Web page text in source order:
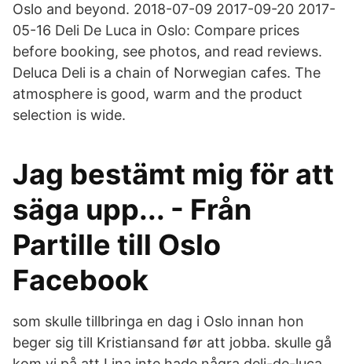
Oslo and beyond. 2018-07-09 2017-09-20 2017-
05-16 Deli De Luca in Oslo: Compare prices
before booking, see photos, and read reviews.
Deluca Deli is a chain of Norwegian cafes. The
atmosphere is good, warm and the product
selection is wide.
Jag bestämt mig för att
säga upp... - Från
Partille till Oslo
Facebook
som skulle tillbringa en dag i Oslo innan hon
beger sig till Kristiansand før att jobba. skulle gå